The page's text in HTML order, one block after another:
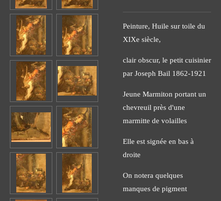
Peinture, Huile sur toile du
XIXe siècle,
clair obscur, le petit cuisinier
par Joseph Bail 1862-1921
Jeune Marmiton portant un
chevreuil près d'une
marmitte de volailles
Elle est signée en bas à
droite
On notera quelques
manques de pigment